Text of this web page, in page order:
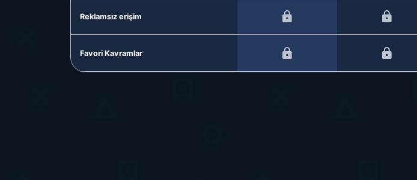
Reklamsız erişim
Favori Kavramlar